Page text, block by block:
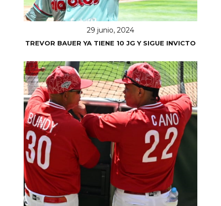
29 junio, 2024
TREVOR BAUER YA TIENE 10 JG Y SIGUE INVICTO